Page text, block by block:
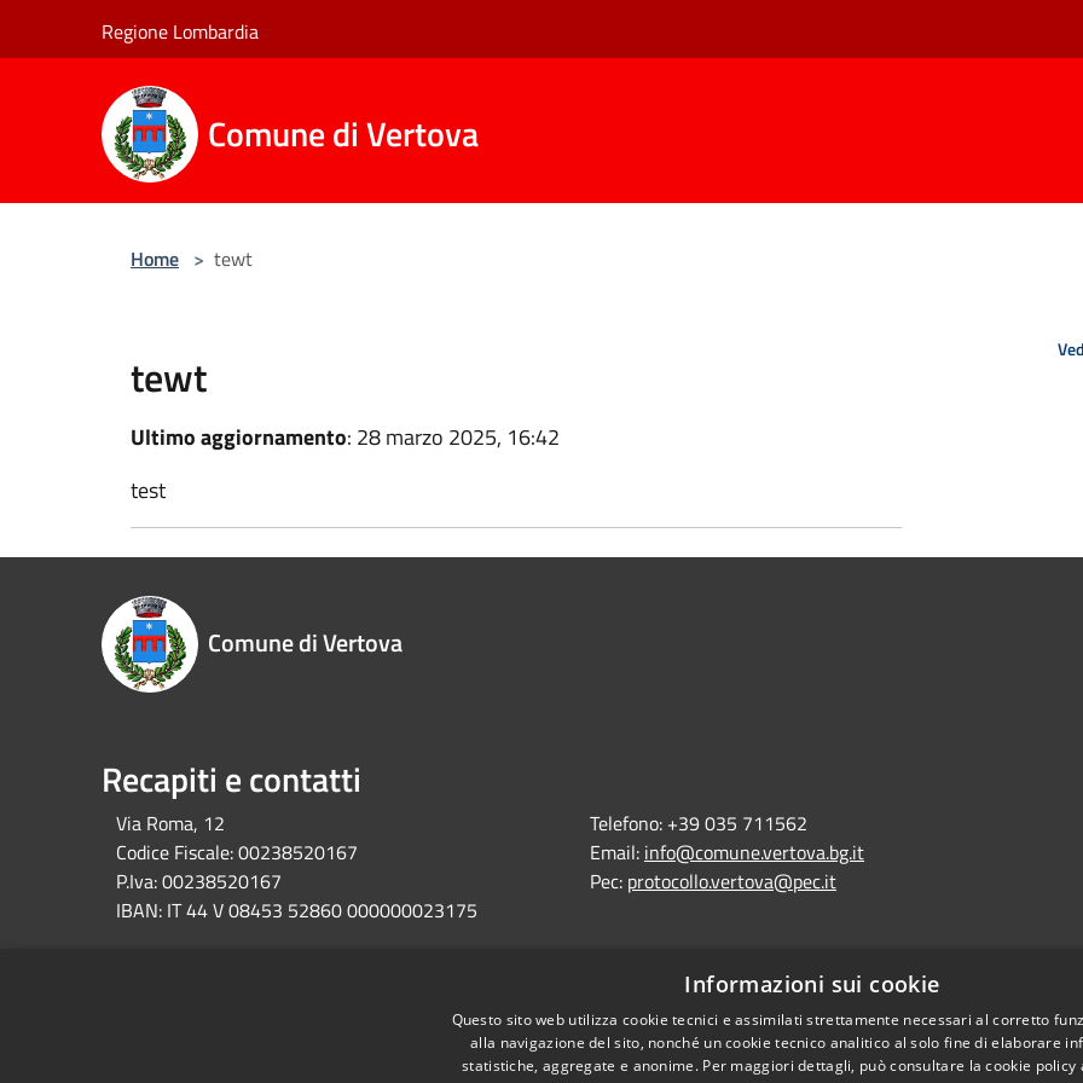
Regione Lombardia
Comune di Vertova
Home > tewt
tewt
Ultimo aggiornamento: 28 marzo 2025, 16:42
test
Comune di Vertova
Recapiti e contatti
Via Roma, 12
Codice Fiscale:00238520167
P.Iva:00238520167
IBAN: IT 44 V 08453 52860 000000023175
Telefono: +39 035 711562
Email: info@comune.vertova.bg.it
Pec: protocollo.vertova@pec.it
Copyright © 2026 • Comune
Informazioni sui cookie
Questo sito web utilizza cookie tecnici e assimilati strettamente necessari al corretto
alla navigazione del sito, nonché un cookie tecnico analitico al solo fine di elaborare
statistiche, aggregate e anonime. Per maggiori dettagli, può consultare la cookie policy